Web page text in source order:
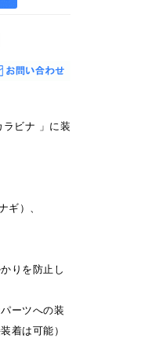
ビナ 」に装
ギ）、
りを防止し
ーツへの装
着は可能）